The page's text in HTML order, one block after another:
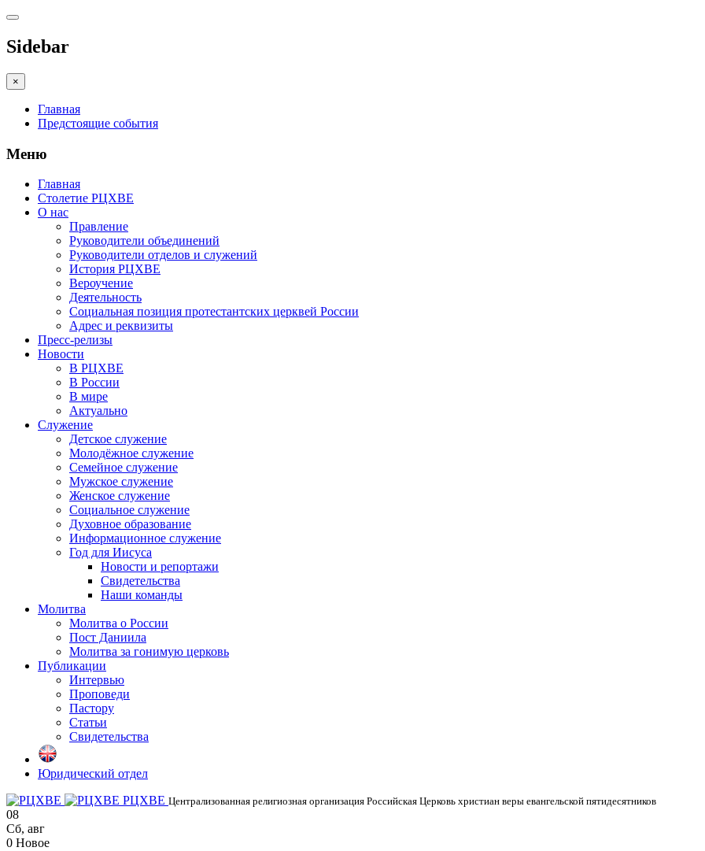
Sidebar
×
Главная
Предстоящие события
Меню
Главная
Столетие РЦХВЕ
О нас
Правление
Руководители объединений
Руководители отделов и служений
История РЦХВЕ
Вероучение
Деятельность
Социальная позиция протестантских церквей России
Адрес и реквизиты
Пресс-релизы
Новости
В РЦХВЕ
В России
В мире
Актуально
Служение
Детское служение
Молодёжное служение
Семейное служение
Мужское служение
Женское служение
Социальное служение
Духовное образование
Информационное служение
Год для Иисуса
Новости и репортажи
Свидетельства
Наши команды
Молитва
Молитва о России
Пост Даниила
Молитва за гонимую церковь
Публикации
Интервью
Проповеди
Пастору
Статьи
Свидетельства
Юридический отдел
РЦХВЕ Централизованная религиозная организация Российская Церковь христиан веры евангельской пятидесятников
08
Сб, авг
0 Новое